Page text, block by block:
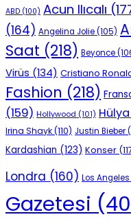
ABD (100) Acun Ilıcalı
(164) Angelina Jolie(105)
Saat (218) Beyonce
Virüs (134) Cristiano
Fashion (218)
(159) Hollywood (101)
Irina Shayk(110) Justin Bieber
Kardashian (123) Konser
Londra (160) Los Angeles
Gazetesi